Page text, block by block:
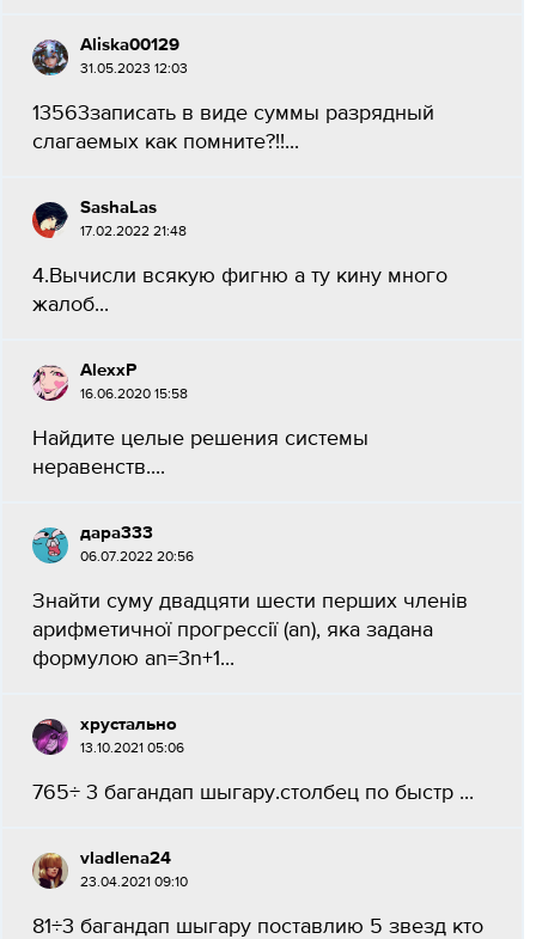
Aliska00129
31.05.2023 12:03
13563записать в виде суммы разрядный
слагаемых как помните?!!...
SashaLas
17.02.2022 21:48
4.Вычисли всякую фигню а ту кину много
жалоб...
AlexxP
16.06.2020 15:58
Найдите целые решения системы
неравенств.​...
дара333
06.07.2022 20:56
Знайти суму двадцяти шести перших членів
арифметичної прогрессії (аn), яка задана
формулою аn=3n+1​...
хрустально
13.10.2021 05:06
765÷ 3 багандап шыгару.столбец по быстр ​...
vladlena24
23.04.2021 09:10
81÷3 багандап шыгару поставлию 5 звезд кто